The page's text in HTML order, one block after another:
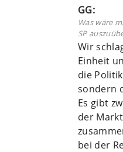
GG:
Was wäre
SP
Wir
Einheit
die
sondern
Es gibt
der
bei der